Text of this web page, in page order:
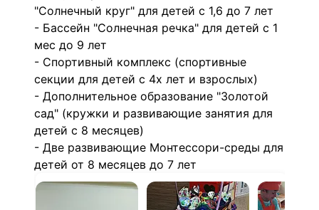
"Солнечный круг" для детей с 1,6 до 7 лет
- Бассейн "Солнечная речка" для детей с 1
мес до 9 лет
- Спортивный комплекс (спортивные
секции для детей с 4х лет и взрослых)
- Дополнительное образование "Золотой
сад" (кружки и развивающие занятия для
детей с 8 месяцев)
- Две развивающие Монтессори-среды для
детей от 8 месяцев до 7 лет